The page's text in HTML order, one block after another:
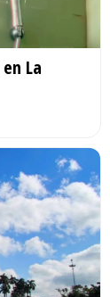
La